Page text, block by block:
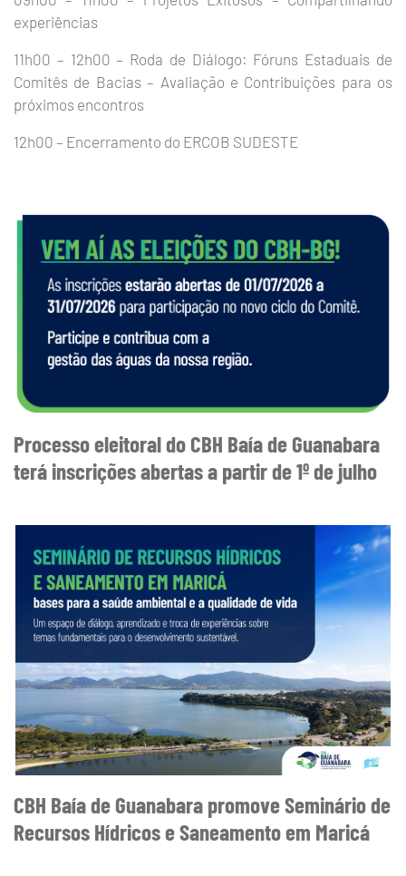
experiências
11h00 – 12h00 – Roda de Diálogo: Fóruns Estaduais de
Comitês de Bacias – Avaliação e Contribuições para os
próximos encontros
12h00 – Encerramento do ERCOB SUDESTE
Processo eleitoral do CBH Baía de Guanabara
terá inscrições abertas a partir de 1º de julho
CBH Baía de Guanabara promove Seminário de
Recursos Hídricos e Saneamento em Maricá